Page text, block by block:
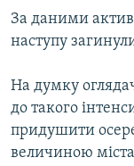
За даними
наступу
На думку
до такого
придушити
величиною